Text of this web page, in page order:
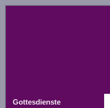
Gottesdienste